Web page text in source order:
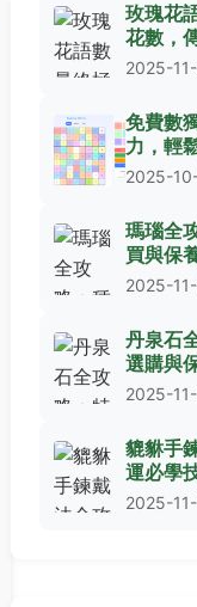
玫瑰花
花數，
2025-
免費數
力，輕
2025-
瑪瑙全
買與保
2025-
丹泉石
選購與
2025-
貔貅手
運必學
2025-